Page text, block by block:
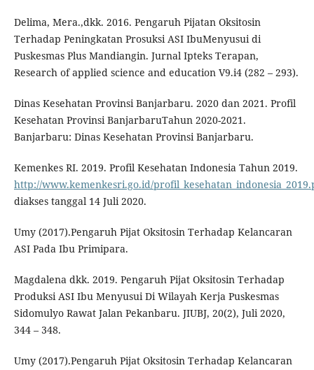
Delima, Mera.,dkk. 2016. Pengaruh Pijatan Oksitosin
Terhadap Peningkatan Prosuksi ASI IbuMenyusui di
Puskesmas Plus Mandiangin. Jurnal Ipteks Terapan,
Research of applied science and education V9.i4 (282 – 293).
Dinas Kesehatan Provinsi Banjarbaru. 2020 dan 2021. Profil
Kesehatan Provinsi BanjarbaruTahun 2020-2021.
Banjarbaru: Dinas Kesehatan Provinsi Banjarbaru.
Kemenkes RI. 2019. Profil Kesehatan Indonesia Tahun 2019.
http://www.kemenkesri.go.id/
diakses tanggal 14 Juli 2020.
Umy (2017).Pengaruh Pijat Oksitosin Terhadap Kelancaran
ASI Pada Ibu Primipara.
Magdalena dkk. 2019. Pengaruh Pijat Oksitosin Terhadap
Produksi ASI Ibu Menyusui Di Wilayah Kerja Puskesmas
Sidomulyo Rawat Jalan Pekanbaru. JIUBJ, 20(2), Juli 2020,
344 – 348.
Umy (2017).Pengaruh Pijat Oksitosin Terhadap Kelancaran